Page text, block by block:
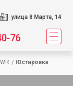
улица 8 Марта, 14
76
/ Юстировка